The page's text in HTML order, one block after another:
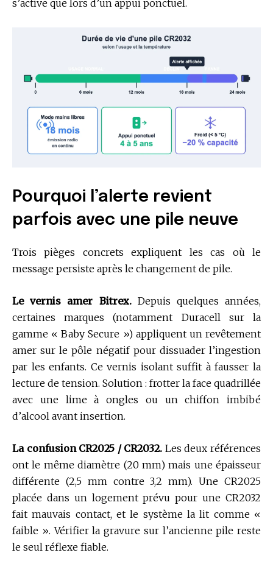
s’active que lors d’un appui ponctuel.
Pourquoi l’alerte revient
parfois avec une pile neuve
Trois pièges concrets expliquent les cas où le
message persiste après le changement de pile.
Le vernis amer Bitrex.Depuis quelques années,
certaines marques (notamment Duracell sur la
gamme « Baby Secure ») appliquent un revêtement
amer sur le pôle négatif pour dissuader l’ingestion
par les enfants. Ce vernis isolant suffit à fausser la
lecture de tension. Solution : frotter la face quadrillée
avec une lime à ongles ou un chiffon imbibé
d’alcool avant insertion.
La confusion CR2025 / CR2032. Les deux références
ont le même diamètre (20 mm) mais une épaisseur
différente (2,5 mm contre 3,2 mm). Une CR2025
placée dans un logement prévu pour une CR2032
fait mauvais contact, et le système la lit comme «
faible ». Vérifier la gravure sur l’ancienne pile reste
le seul réflexe fiable.